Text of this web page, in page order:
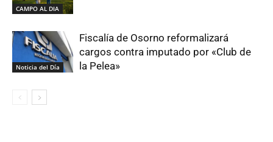
CAMPO AL DIA
Noticia del Día
Fiscalía de Osorno reformalizará
cargos contra imputado por «Club de
la Pelea»